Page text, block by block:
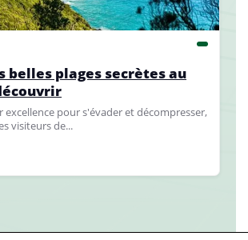
belles plages secrètes au
excellence pour s'évader et décompresser,
visiteurs de...